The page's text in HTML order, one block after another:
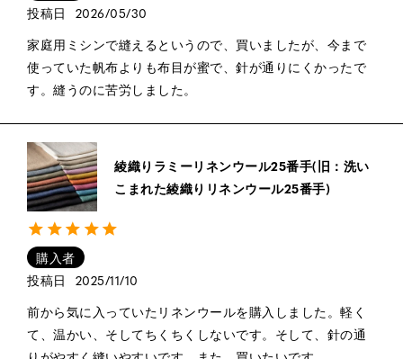
投稿日
2026/05/30
家庭用ミシンで縫えるというので、買いましたが、今まで
使っていた帆布よりも布目が蜜で、針が通りにくかったで
す。縫うのに苦労しました。
綾織りラミーリネンウール25番手(旧：洗い
こまれた綾織りリネンウール25番手)
購入者
投稿日
2025/11/10
前から気に入っていたリネンウールを購入しました。軽く
て、温かい、そしてちくちくしないです。そして、針の通